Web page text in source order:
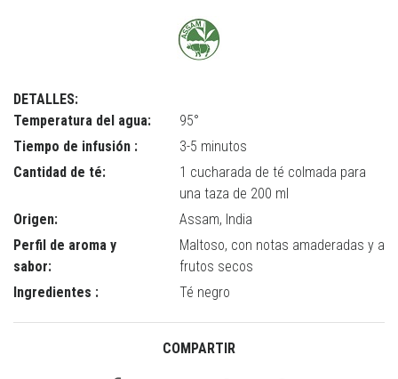
DETALLES:
Temperatura del agua:
95°
Tiempo de infusión :
3-5 minutos
Cantidad de té:
1 cucharada de té colmada para
una taza de 200 ml
Origen:
Assam, India
Perfil de aroma y
sabor:
Maltoso, con notas amaderadas y a
frutos secos
Ingredientes :
Té negro
COMPARTIR